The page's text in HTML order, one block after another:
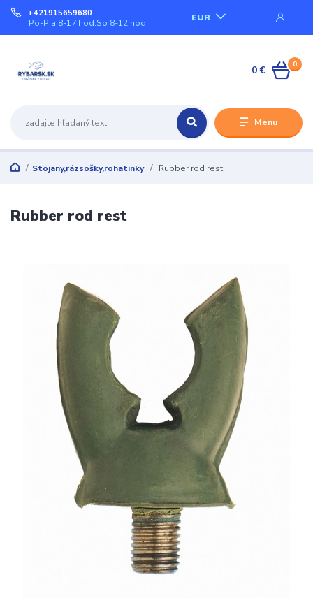
Menu
EUR
+421915659680
Po-Pia 8-17 hod.So 8-12 hod.
0
0 €
Stojany,rázsošky,rohatinky Rubber rod rest
Rubber rod rest